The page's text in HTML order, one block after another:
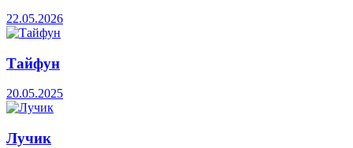
22.05.2026
Тайфун
20.05.2025
Лучик